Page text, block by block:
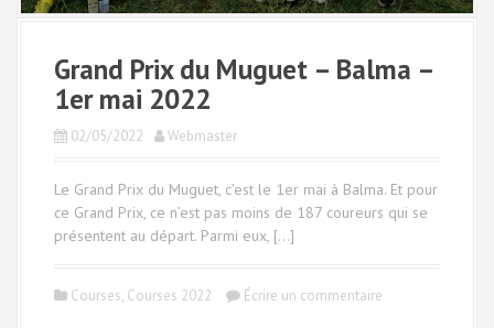
Grand Prix du Muguet – Balma –
1er mai 2022
02/05/2022 Webmaster
Le Grand Prix du Muguet, c’est le 1er mai à Balma. Et pour
ce Grand Prix, ce n’est pas moins de 187 coureurs qui se
présentent au départ. Parmi eux, […]
Courses, Courses 2022 Écrire un commentaire